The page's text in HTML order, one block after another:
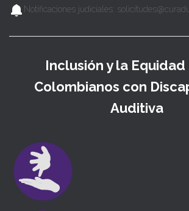
Notificaciones judiciales:
Inclusión y la
Colombianos con
Auditiva